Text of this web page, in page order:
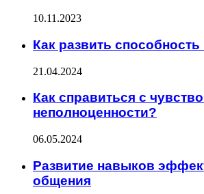
10.11.2023
Как развить
21.04.2024
Как справиться с
неполноценности?
06.05.2024
Развитие навыков
общения